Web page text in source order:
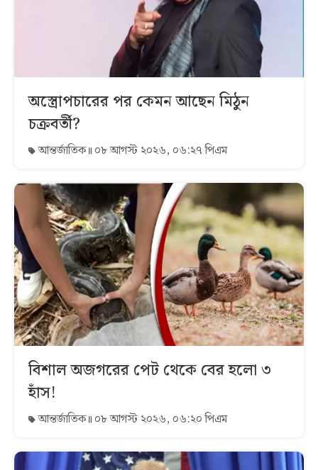
অস্ত্রোপচারের পর কেমন আছেন মিঠুন
চক্রবর্তী?
আন্তর্জাতিক ০৮ আগস্ট ২০২৬, ০৬:২৭ পিএম
বিশাল অজগরের পেট থেকে বের হলো ৩
হাঁস!
আন্তর্জাতিক ০৮ আগস্ট ২০২৬, ০৬:২০ পিএম